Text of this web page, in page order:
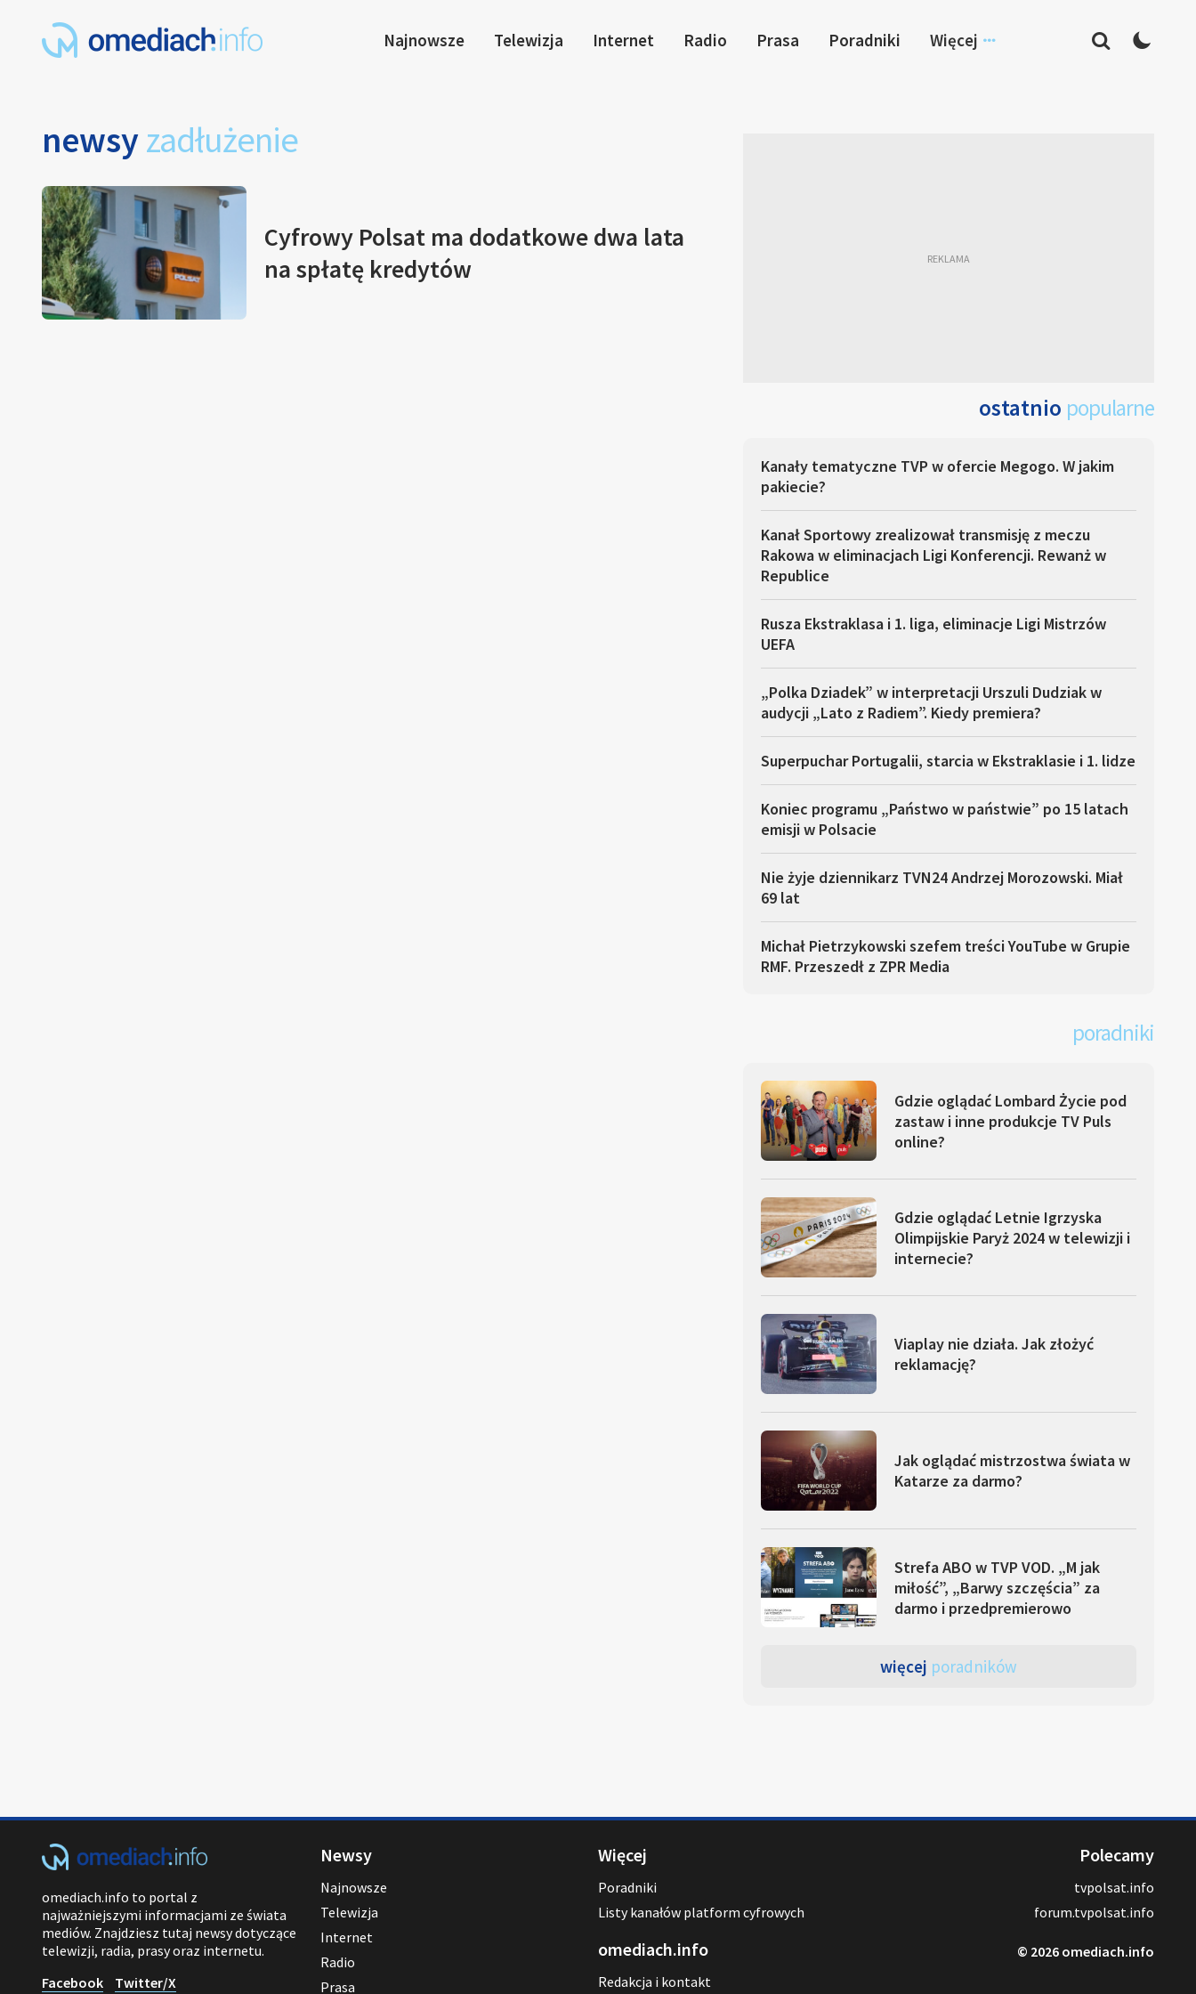
Najnowsze Telewizja Internet Radio Prasa Poradniki Więcej
newsyzadłużenie
Cyfrowy Polsat ma dodatkowe dwa lata
na spłatę kredytów
ostatnio popularne
Kanały tematyczne TVP w ofercie Megogo. W jakim
pakiecie?
Kanał Sportowy zrealizował transmisję z meczu
Rakowa w eliminacjach Ligi Konferencji. Rewanż w
Republice
Rusza Ekstraklasa i 1. liga, eliminacje Ligi Mistrzów
UEFA
„Polka Dziadek” w interpretacji Urszuli Dudziak w
audycji „Lato z Radiem”. Kiedy premiera?
Superpuchar Portugalii, starcia w Ekstraklasie i 1. lidze
Koniec programu „Państwo w państwie” po 15 latach
emisji w Polsacie
Nie żyje dziennikarz TVN24 Andrzej Morozowski. Miał
69 lat
Michał Pietrzykowski szefem treści YouTube w Grupie
RMF. Przeszedł z ZPR Media
poradniki
Gdzie oglądać Lombard Życie pod
zastaw i inne produkcje TV Puls
online?
Gdzie oglądać Letnie Igrzyska
Olimpijskie Paryż 2024 w telewizji i
internecie?
Viaplay nie działa. Jak złożyć
reklamację?
Jak oglądać mistrzostwa świata w
Katarze za darmo?
Strefa ABO w TVP VOD. „M jak
miłość”, „Barwy szczęścia” za
darmo i przedpremierowo
więcej poradników
omediach.info to portal z
najważniejszymi informacjami ze świata
mediów. Znajdziesz tutaj newsy dotyczące
telewizji, radia, prasy oraz internetu.
Facebook
Twitter/X
Newsy
Najnowsze
Telewizja
Internet
Radio
Prasa
Więcej
Poradniki
Listy kanałów platform cyfrowych
omediach.info
Redakcja i kontakt
Polecamy
tvpolsat.info
forum.tvpolsat.info
© 2026 omediach.info